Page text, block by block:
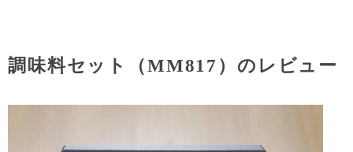
調味料セット（MM817）のレビュー